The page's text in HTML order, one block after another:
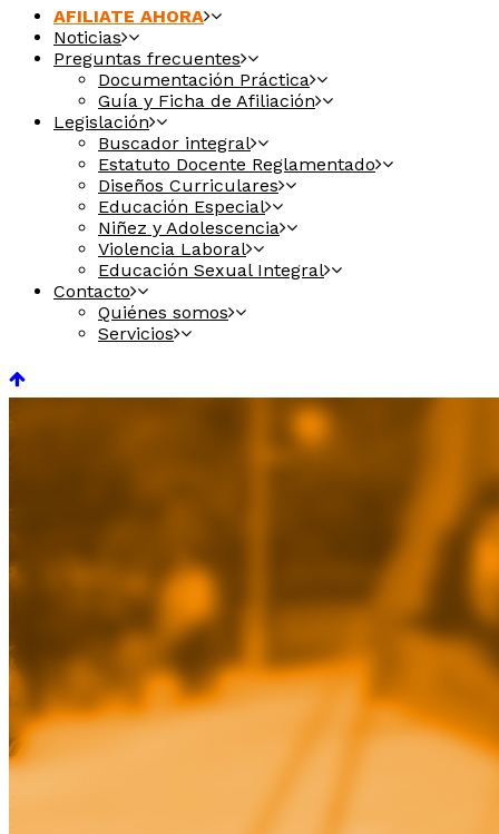
AFILIATE AHORA
Noticias
Preguntas frecuentes
Documentación Práctica
Guía y Ficha de Afiliación
Legislación
Buscador integral
Estatuto Docente Reglamentado
Diseños Curriculares
Educación Especial
Niñez y Adolescencia
Violencia Laboral
Educación Sexual Integral
Contacto
Quiénes somos
Servicios